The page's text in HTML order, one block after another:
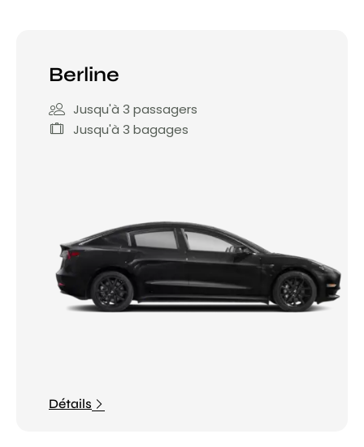
Berline
Jusqu'à 3 passagers
Jusqu'à 3 bagages
Détails